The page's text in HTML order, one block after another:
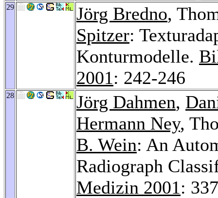
29 Jörg Bredno,
Spitzer:
Konturmodelle.
2001: 242-246
28 Jörg Dahmen,
Hermann Ney,
B. Wein: An
Radiograph
Medizin 2001: